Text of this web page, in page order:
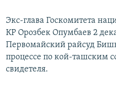
Экс-глава Госкомитета
КР Орозбек Опумбаев 2
Первомайский райсуд
процессе по кой-ташским
свидетеля.